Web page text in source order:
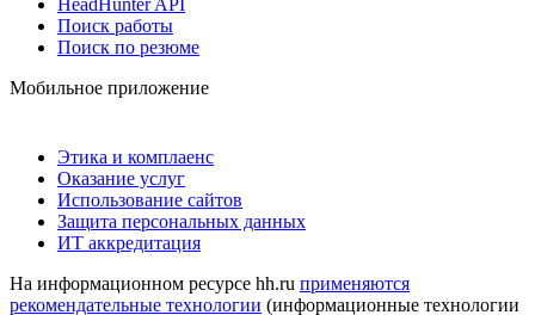
Поиск работы
Поиск по резюме
Мобильное приложение
Этика и комплаенс
Оказание услуг
Использование сайтов
Защита персональных данных
ИТ аккредитация
На информационном ресурсе hh.ru применяются
рекомендательные технологии (информационные технологии